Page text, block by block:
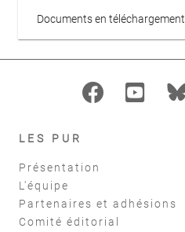
Documents en téléchargement
LES PUR
Présentation
L'équipe
Partenaires et adhésions
Comité éditorial